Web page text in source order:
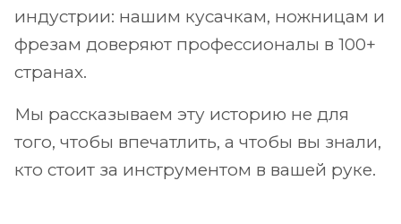
индустрии: нашим кусачкам, ножницам и
фрезам доверяют профессионалы в 100+
странах.
Мы рассказываем эту историю не для
того, чтобы впечатлить, а чтобы вы знали,
кто стоит за инструментом в вашей руке.